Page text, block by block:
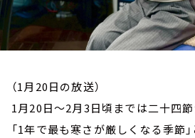
（1月20日の放送）
1月20日～2月3日頃までは二十四節
「1年で最も寒さが厳しくなる季節